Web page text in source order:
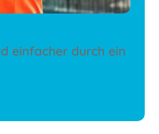
einfacher durch ein